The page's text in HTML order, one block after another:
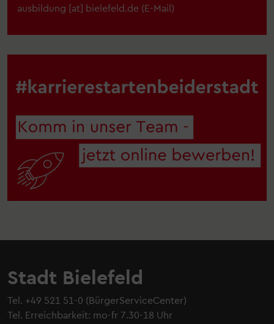
ausbildung [at] bielefeld.de (E-Mail)
Stadt Bielefeld
Tel. +49 521 51-0 (BürgerServiceCenter)
Tel. Erreichbarkeit: mo-fr 7.30-18 Uhr